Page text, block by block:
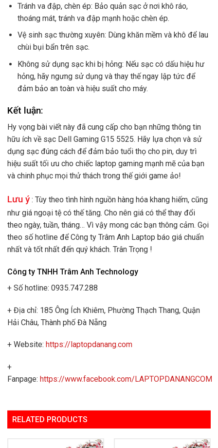
Tránh va đập, chèn ép: Bảo quản sạc ở nơi khô ráo,
thoáng mát, tránh va đập mạnh hoặc chèn ép.
Vệ sinh sạc thường xuyên: Dùng khăn mềm và khô để lau
chùi bụi bẩn trên sạc.
Không sử dụng sạc khi bị hỏng: Nếu sạc có dấu hiệu hư
hỏng, hãy ngưng sử dụng và thay thế ngay lập tức để
đảm bảo an toàn và hiệu suất cho máy.
Kết luận:
Hy vọng bài viết này đã cung cấp cho bạn những thông tin
hữu ích về sạc Dell Gaming G15 5525. Hãy lựa chọn và sử
dụng sạc đúng cách để đảm bảo tuổi thọ cho pin, duy trì
hiệu suất tối ưu cho chiếc laptop gaming mạnh mẽ của bạn
và chinh phục mọi thử thách trong thế giới game ảo!
Lưu ý: Tùy theo tình hình nguồn hàng hóa khang hiếm, cũng
như giá ngoại tệ có thế tăng. Cho nên giá có thể thay đổi
theo ngày, tuần, tháng… Vì vậy mong các bạn thông cảm. Gọi
theo số hotline để Công ty Trâm Anh Laptop báo giá chuẩn
nhất và tốt nhất đến quý khách. Trân Trọng !
Công ty TNHH Trâm Anh Technology
+ Số hotline: 0935.747.288
+ Địa chỉ: 185 Ông Ích Khiêm, Phường Thạch Thang, Quận
Hải Châu, Thành phố Đà Nẵng
+ Website: https://laptopdanang.com
+
Fanpage: https://www.facebook.com/LAPTOPDANANGCOM
RELATED PRODUCTS